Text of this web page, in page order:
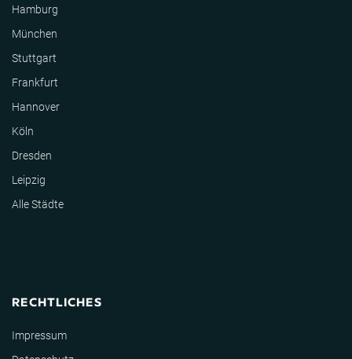
Hamburg
München
Stuttgart
Frankfurt
Hannover
Köln
Dresden
Leipzig
Alle Städte
RECHTLICHES
Impressum